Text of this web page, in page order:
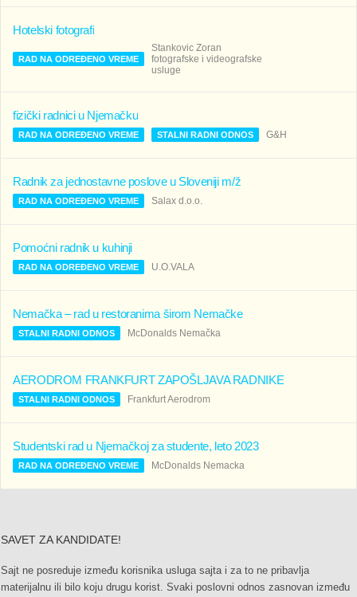
Hotelski fotografi
RAD NA ODREĐENO VREME
Stankovic Zoran
fotografske i videografske
usluge
fizički radnici u Njemačku
RAD NA ODREĐENO VREME STALNI RADNI ODNOS G&H
Radnik za jednostavne poslove u Sloveniji m/ž
RAD NA ODREĐENO VREME Salax d.o.o.
Pomoćni radnik u kuhinji
RAD NA ODREĐENO VREME U.O.VALA
Nemačka – rad u restoranima širom Nemačke
STALNI RADNI ODNOS McDonalds Nemačka
AERODROM FRANKFURT ZAPOŠLJAVA RADNIKE
STALNI RADNI ODNOS Frankfurt Aerodrom
Studentski rad u Njemačkoj za studente, leto 2023
RAD NA ODREĐENO VREME McDonalds Nemacka
SAVET ZA KANDIDATE!
Sajt ne posreduje između korisnika usluga sajta i za to ne pribavlja
materijalnu ili bilo koju drugu korist. Svaki poslovni odnos zasnovan između